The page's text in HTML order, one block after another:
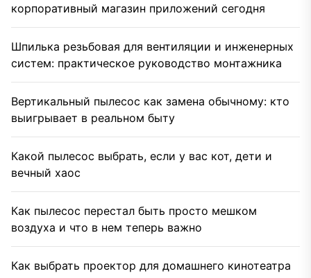
корпоративный магазин приложений сегодня
Шпилька резьбовая для вентиляции и инженерных
систем: практическое руководство монтажника
Вертикальный пылесос как замена обычному: кто
выигрывает в реальном быту
Какой пылесос выбрать, если у вас кот, дети и
вечный хаос
Как пылесос перестал быть просто мешком
воздуха и что в нем теперь важно
Как выбрать проектор для домашнего кинотеатра